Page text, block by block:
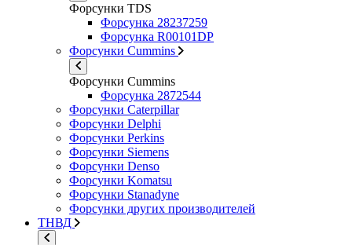
Форсунки TDS
Форсунка 28237259
Форсунка R00101DP
Форсунки Cummins
Форсунки Cummins
Форсунка 2872544
Форсунки Caterpillar
Форсунки Delphi
Форсунки Perkins
Форсунки Siemens
Форсунки Denso
Форсунки Komatsu
Форсунки Stanadyne
Форсунки других производителей
ТНВД